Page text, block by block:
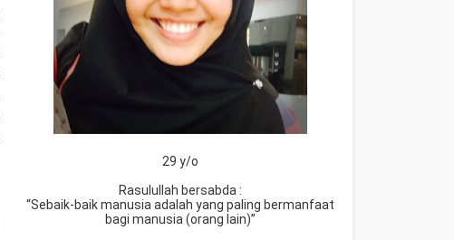
29 y/o
Rasulullah bersabda :
“Sebaik-baik manusia adalah yang paling bermanfaat
bagi manusia (orang lain)”